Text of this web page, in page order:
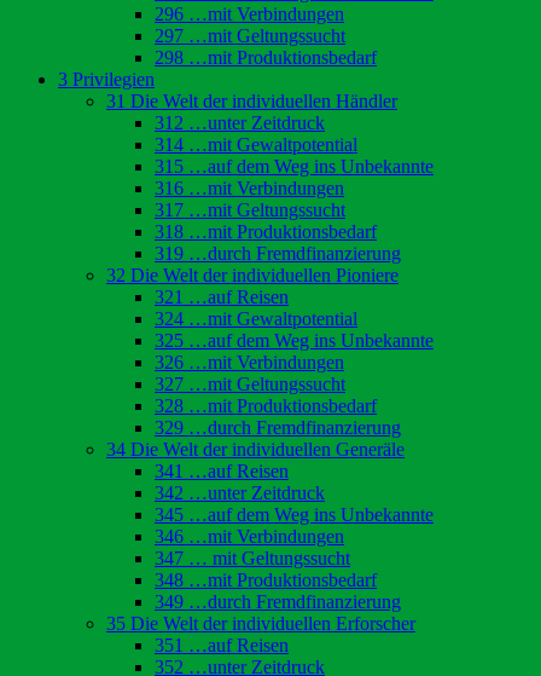
296 …mit Verbindungen
297 …mit Geltungssucht
298 …mit Produktionsbedarf
3 Privilegien
31 Die Welt der individuellen Händler
312 …unter Zeitdruck
314 …mit Gewaltpotential
315 …auf dem Weg ins Unbekannte
316 …mit Verbindungen
317 …mit Geltungssucht
318 …mit Produktionsbedarf
319 …durch Fremdfinanzierung
32 Die Welt der individuellen Pioniere
321 …auf Reisen
324 …mit Gewaltpotential
325 …auf dem Weg ins Unbekannte
326 …mit Verbindungen
327 …mit Geltungssucht
328 …mit Produktionsbedarf
329 …durch Fremdfinanzierung
34 Die Welt der individuellen Generäle
341 …auf Reisen
342 …unter Zeitdruck
345 …auf dem Weg ins Unbekannte
346 …mit Verbindungen
347 … mit Geltungssucht
348 …mit Produktionsbedarf
349 …durch Fremdfinanzierung
35 Die Welt der individuellen Erforscher
351 …auf Reisen
352 …unter Zeitdruck